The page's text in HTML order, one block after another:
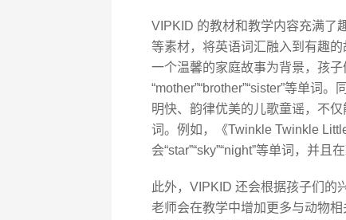
VIPKID 的教材和教学内容充满了
等素材，将英语词汇融入到有趣
一个温馨的家庭故事为背景，孩
“mother”“brother”“sister”等单词
明快、韵律优美的儿歌童谣，不
词。例如，《Twinkle Twinkle
会“star”“sky”“night”等单词，并
此外，VIPKID 还会根据孩子们的
老师会在教学中增加更多与动物